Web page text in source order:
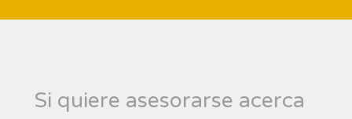
Si quiere asesorarse acerca